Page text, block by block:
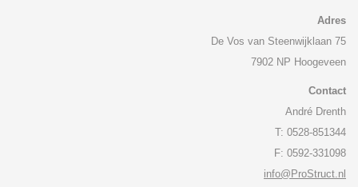
Adres
De Vos van Steenwijklaan 75
7902 NP Hoogeveen
Contact
André Drenth
T: 0528-851344
F: 0592-331098
info@ProStruct.nl